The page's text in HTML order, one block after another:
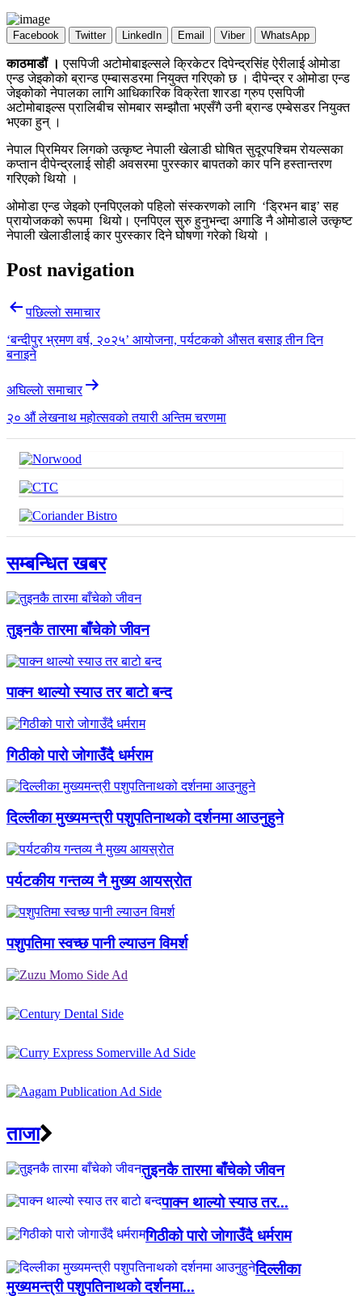
Facebook Twitter LinkedIn Email Viber WhatsApp
काठमाडौं ।एसपिजी अटोमोबाइल्सले क्रिकेटर दिपेन्द्रसिंह ऐरीलाई ओमोडा
एन्ड जेइकोको ब्रान्ड एम्बासडरमा नियुक्त गरिएको छ । दीपेन्द्र र ओमोडा एन्ड
जेइकोको नेपालका लागि आधिकारिक विक्रेता शारडा ग्रुप एसपिजी
अटोमोबाइल्स प्रालिबीच सोमबार सम्झौता भएसँगै उनी ब्रान्ड एम्बेसडर नियुक्त
भएका हुन् ।
नेपाल प्रिमियर लिगको उत्कृष्ट नेपाली खेलाडी घोषित सुदूरपश्चिम रोयल्सका
कप्तान दीपेन्द्रलाई सोही अवसरमा पुरस्कार बापतको कार पनि हस्तान्तरण
गरिएको थियो ।
ओमोडा एन्ड जेइको एनपिएलको पहिलो संस्करणको लागि ‘ड्रिभन बाइ’ सह
प्रायोजकको रूपमा थियो। एनपिएल सुरु हुनुभन्दा अगाडि नै ओमोडाले उत्कृष्ट
नेपाली खेलाडीलाई कार पुरस्कार दिने घोषणा गरेको थियो ।
Post navigation
पछिल्लाे समाचार
‘बन्दीपुर भ्रमण वर्ष, २०२५’ आयोजना, पर्यटकको औसत बसाइ तीन दिन
बनाइने
अघिल्लाे समाचार
२० औं लेखनाथ महोत्सवको तयारी अन्तिम चरणमा
सम्बन्धित खबर
तुइनकै तारमा बाँचेको जीवन
पाक्न थाल्यो स्याउ तर बाटो बन्द
गिठीको पारो जोगाउँदै धर्मराम
दिल्लीका मुख्यमन्त्री पशुपतिनाथको दर्शनमा आउनुहुने
पर्यटकीय गन्तव्य नै मुख्य आयस्रोत
पशुपतिमा स्वच्छ पानी ल्याउन विमर्श
ताजा
तुइनकै तारमा बाँचेको जीवन
पाक्न थाल्यो स्याउ तर...
गिठीको पारो जोगाउँदै धर्मराम
दिल्लीका
मुख्यमन्त्री पशुपतिनाथको दर्शनमा...